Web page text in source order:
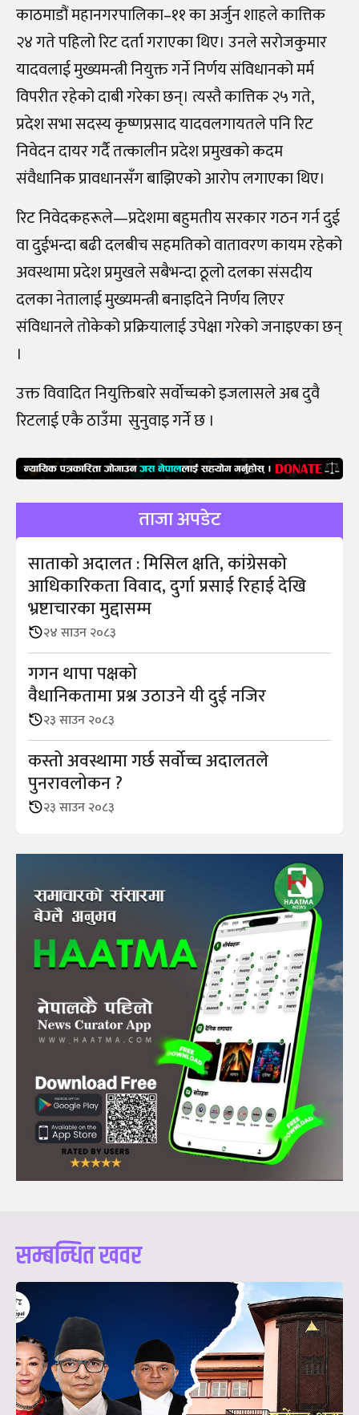
काठमाडौं महानगरपालिका–११ का अर्जुन शाहले कात्तिक
२४ गते पहिलो रिट दर्ता गराएका थिए। उनले सरोजकुमार
यादवलाई मुख्यमन्त्री नियुक्त गर्ने निर्णय संविधानको मर्म
विपरीत रहेको दाबी गरेका छन्। त्यस्तै कात्तिक २५ गते,
प्रदेश सभा सदस्य कृष्णप्रसाद यादवलगायतले पनि रिट
निवेदन दायर गर्दै तत्कालीन प्रदेश प्रमुखको कदम
संवैधानिक प्रावधानसँग बाझिएको आरोप लगाएका थिए।
रिट निवेदकहरूले—प्रदेशमा बहुमतीय सरकार गठन गर्न दुई
वा दुईभन्दा बढी दलबीच सहमतिको वातावरण कायम रहेको
अवस्थामा प्रदेश प्रमुखले सबैभन्दा ठूलो दलका संसदीय
दलका नेतालाई मुख्यमन्त्री बनाइदिने निर्णय लिएर
संविधानले तोकेको प्रक्रियालाई उपेक्षा गरेको जनाइएका छन्
।
उक्त विवादित नियुक्तिबारे सर्वोच्चको इजलासले अब दुवै
रिटलाई एकै ठाउँमा सुनुवाइ गर्ने छ ।
ताजा अपडेट
साताको अदालत : मिसिल क्षति, कांग्रेसको
आधिकारिकता विवाद, दुर्गा प्रसाई रिहाई देखि
भ्रष्टाचारका मुद्दासम्म
२४ साउन २०८३
गगन थापा पक्षको
वैधानिकतामा प्रश्न उठाउने यी दुई नजिर
२३ साउन २०८३
कस्तो अवस्थामा गर्छ सर्वोच्च अदालतले
पुनरावलोकन ?
२३ साउन २०८३
सम्बन्धित खवर